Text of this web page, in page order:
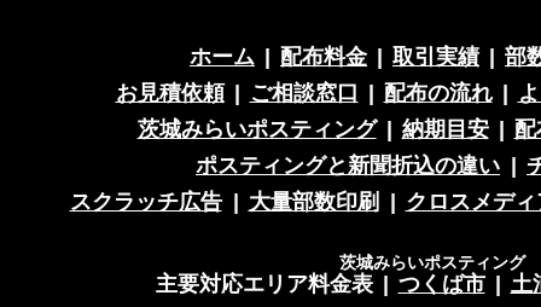
ホーム 配布料金 取引実績
部
お見積依頼
ご相談窓口 配布の流れ
茨城みらいポスティング
納期目安
ポスティングと新聞折込の違い
スクラッチ広告
大量部数印刷 クロスメディ
茨城みらいポスティング
主要対応エリア料金表 つくば市
土